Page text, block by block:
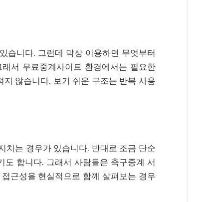
습니다. 그런데 막상 이용하면 무엇부터
서 무료중계사이트 환경에서는 필요한
않습니다. 보기 쉬운 구조는 반복 사용
치는 경우가 있습니다. 반대로 조금 단순
합니다. 그래서 사람들은 축구중계 서
근성을 현실적으로 함께 살펴보는 경우